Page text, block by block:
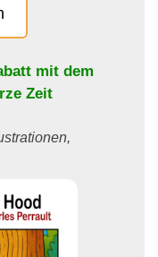
mit dem
Zeit